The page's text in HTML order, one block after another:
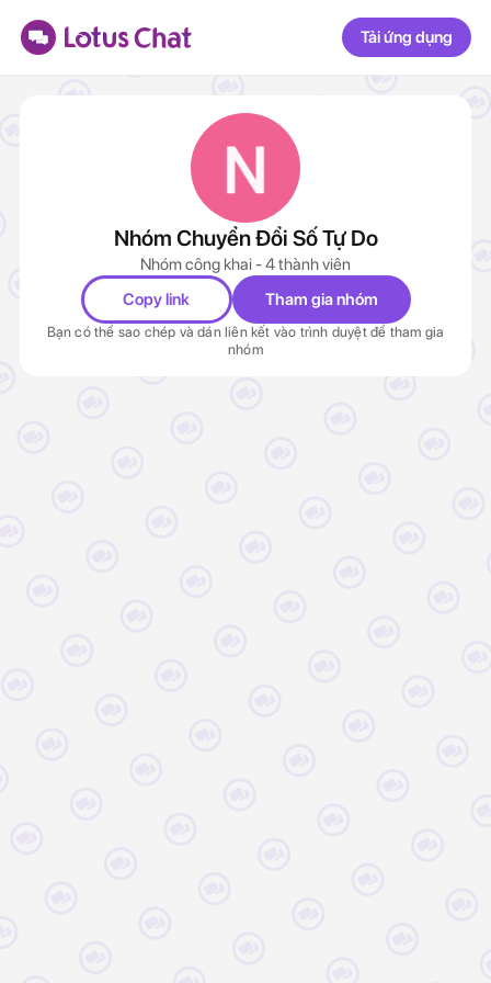
Tải ứng dụng
Nhóm Chuyển Đổi Số Tự Do
Nhóm công khai - 4 thành viên
Copy link
Tham gia nhóm
Bạn có thể sao chép và dán liên kết vào trình duyệt để tham gia
nhóm